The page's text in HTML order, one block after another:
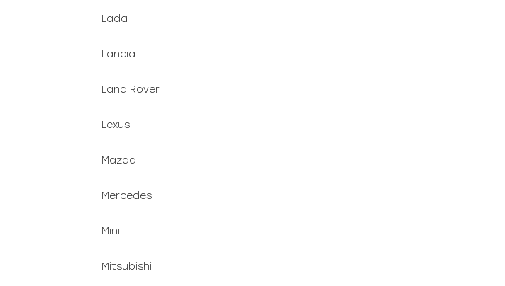
Lada
Lancia
Land Rover
Lexus
Mazda
Mercedes
Mini
Mitsubishi